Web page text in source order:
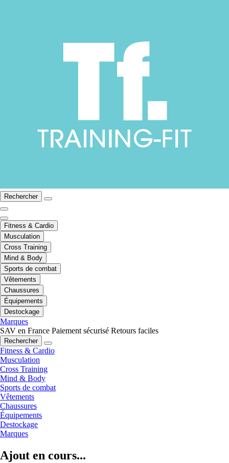
Rechercher
Fitness & Cardio
Musculation
Cross Training
Mind & Body
Sports de combat
Vêtements
Chaussures
Équipements
Destockage
Marques
SAV en France Paiement sécurisé Retours faciles
Rechercher
Fitness & Cardio
Musculation
Cross Training
Mind & Body
Sports de combat
Vêtements
Chaussures
Équipements
Destockage
Marques
Ajout en cours...